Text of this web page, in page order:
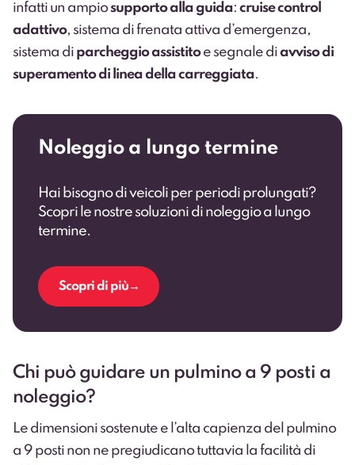
infatti un ampiosupporto alla guida: cruise control
adattivo, sistema di frenata attiva d’emergenza,
sistema di parcheggio assistitoe segnale diavviso di
superamento di linea della carreggiata.
Noleggio a lungo termine
Hai bisogno di veicoli per periodi prolungati?
Scopri le nostre soluzioni di noleggio a lungo
termine.
Scopri di più
Chi può guidare un pulmino a 9 posti a
noleggio?
Le dimensioni sostenute e l’alta capienza del pulmino
a 9 posti non ne pregiudicano tuttavia la facilità di